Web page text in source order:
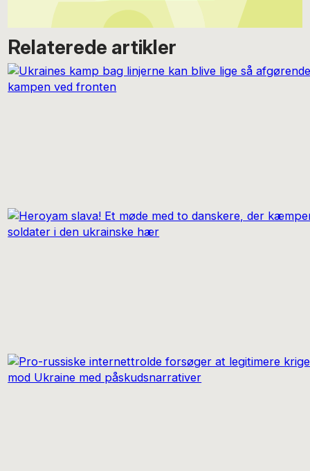
Relaterede artikler